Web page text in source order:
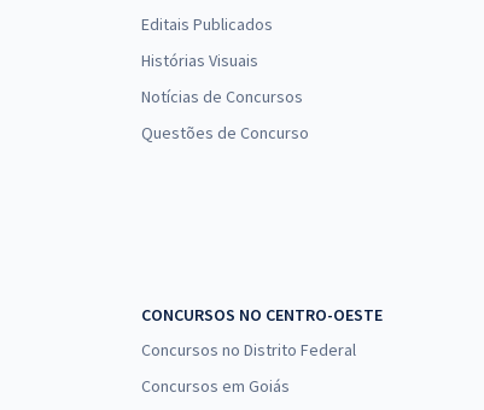
Editais Publicados
Histórias Visuais
Notícias de Concursos
Questões de Concurso
CONCURSOS NO CENTRO-OESTE
Concursos no Distrito Federal
Concursos em Goiás